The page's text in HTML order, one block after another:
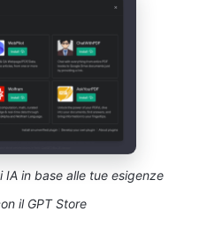
in base alle tue esigenze
il GPT Store